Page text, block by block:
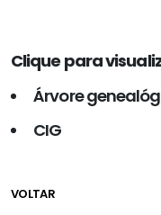
Clique para
Árvore
CIG
VOLTAR